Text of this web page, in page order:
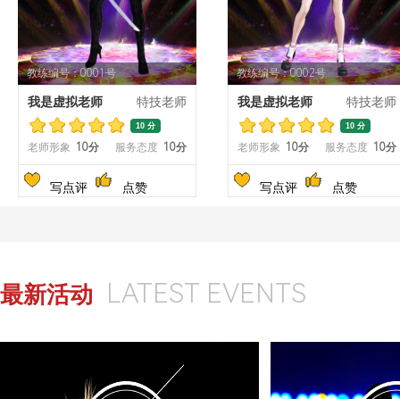
教练编号：0001号
我是虚拟老师 特技老师
10 分
老师形象 10分 服务态度 10分
写点评 点赞
教练编号：0002号
我是虚拟老师 特技老师
10 分
老师形象 10分 服务态度 10分
写点评 点赞
最新活动 LATEST EVENTS